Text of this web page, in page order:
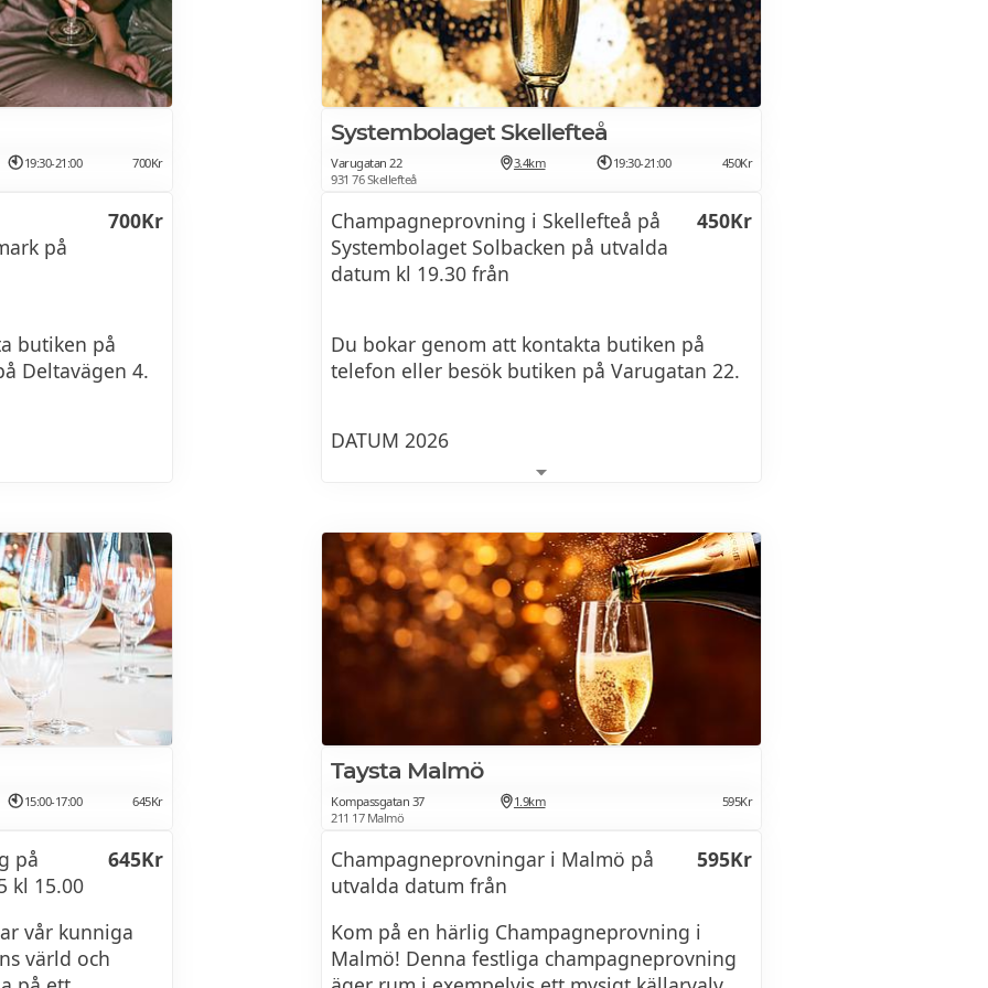
1700Kr
vad vill
denna
mer exklusiva
på marknaden
med det
månaden på kvällstid mellan augusti - maj.
19:30-21:00 700Kr
på
700Kr
butiken på
Deltavägen 4.
700Kr
byggt på
och
flera håll, inte
inspiration
ett eget uttryck
kvarstår: står
en
750Kr
nästan helt
Systembolaget Skellefteå
Varugatan 22
931 76 Skellefteå
3.4km 19:30-21:00 450Kr
Champagneprovning i Skellefteå på
Systembolaget Solbacken på utvalda
datum kl 19.30 från
450Kr
Du bokar genom att kontakta butiken på
telefon eller besök butiken på Varugatan 22.
DATUM 2026
15:00-17:00 645Kr
på
kl 15.00
645Kr
vår kunniga
värld och
Taysta Malmö
Kompassgatan 37
211 17 Malmö
1.9km 595Kr
Champagneprovningar i Malmö på
utvalda datum från
595Kr
Kom på en härlig Champagneprovning i
Malmö! Denna festliga champagneprovning